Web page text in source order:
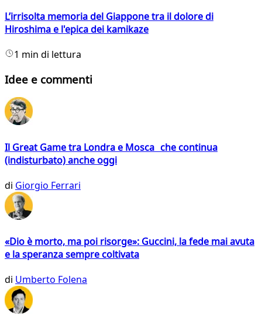
L’irrisolta memoria del Giappone tra il dolore di
Hiroshima e l'epica dei kamikaze
1 min di lettura
Idee e commenti
Il Great Game tra Londra e Mosca che continua
(indisturbato) anche oggi
di Giorgio Ferrari
«Dio è morto, ma poi risorge»: Guccini, la fede mai avuta
e la speranza sempre coltivata
di Umberto Folena